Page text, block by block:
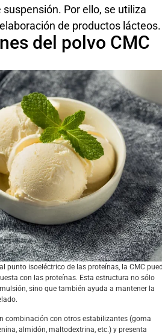
Por ello, se utiliza
de productos lácteos.
del polvo CMC
punto isoeléctrico de las proteínas, la CMC
con las proteínas. Esta estructura no sólo
sino que también ayuda a mantener la
combinación con otros estabilizantes (goma
almidón, maltodextrina, etc.) y presenta